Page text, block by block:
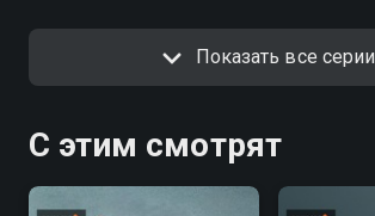
Показать все серии
С этим смотрят